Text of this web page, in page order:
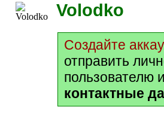
Volodko
Создайте
отправить
пользователю
контактные